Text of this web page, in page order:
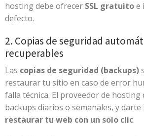
hosting debe ofrecer SSL gratuitoe
defecto.
2. Copias de seguridad
recuperables
Las copias de seguridad (backups)
restaurar tu sitio en caso de error
falla técnica. El proveedor de hosting
backups diarios o semanales, y darte
restaurar tu web con un solo clic.